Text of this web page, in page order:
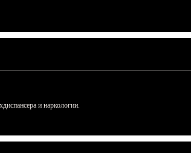
и наркологии.